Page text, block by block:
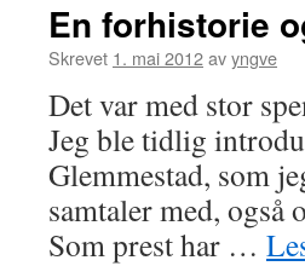
En forhistorie
Skrevet 1. mai 2012avyngve
Det var med stor
Jeg ble tidlig
Glemmestad, som
samtaler med, også
Som prest har …